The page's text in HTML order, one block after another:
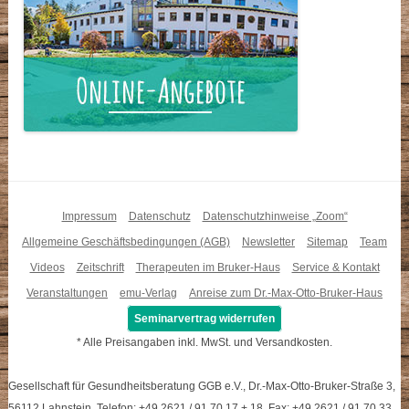
Impressum Datenschutz
Datenschutzhinweise „Zoom“
Allgemeine Geschäftsbedingungen (AGB)
Newsletter Sitemap
Team
Videos
Zeitschrift Therapeuten im Bruker-Haus
Service & Kontakt
Veranstaltungen
emu-Verlag
Anreise zum Dr.-Max-Otto-Bruker-Haus
Seminarvertrag widerrufen
* Alle Preisangaben inkl. MwSt. und Versandkosten.
Gesellschaft für Gesundheitsberatung GGB e.V., Dr.-Max-Otto-Bruker-Straße 3,